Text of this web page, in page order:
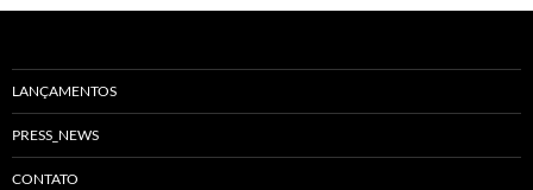
LANÇAMENTOS
PRESS_NEWS
CONTATO